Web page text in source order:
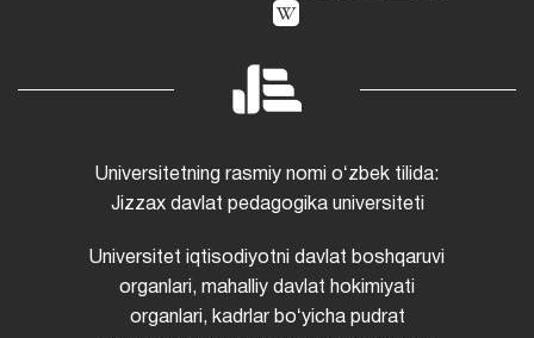
Universitetning rasmiy nomi oʻzbek tilida:
Jizzax davlat pedagogika universiteti
Universitet iqtisodiyotni davlat boshqaruvi
organlari, mahalliy davlat hokimiyati
organlari, kadrlar boʻyicha pudrat